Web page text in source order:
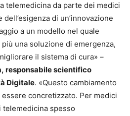
telemedicina da parte dei medici
di un’innovazione
a un modello nel quale
una soluzione di emergenza,
il sistema di cura» –
responsabile scientifico
Digitale. «Questo cambiamento
concretizzato. Per medici
spesso